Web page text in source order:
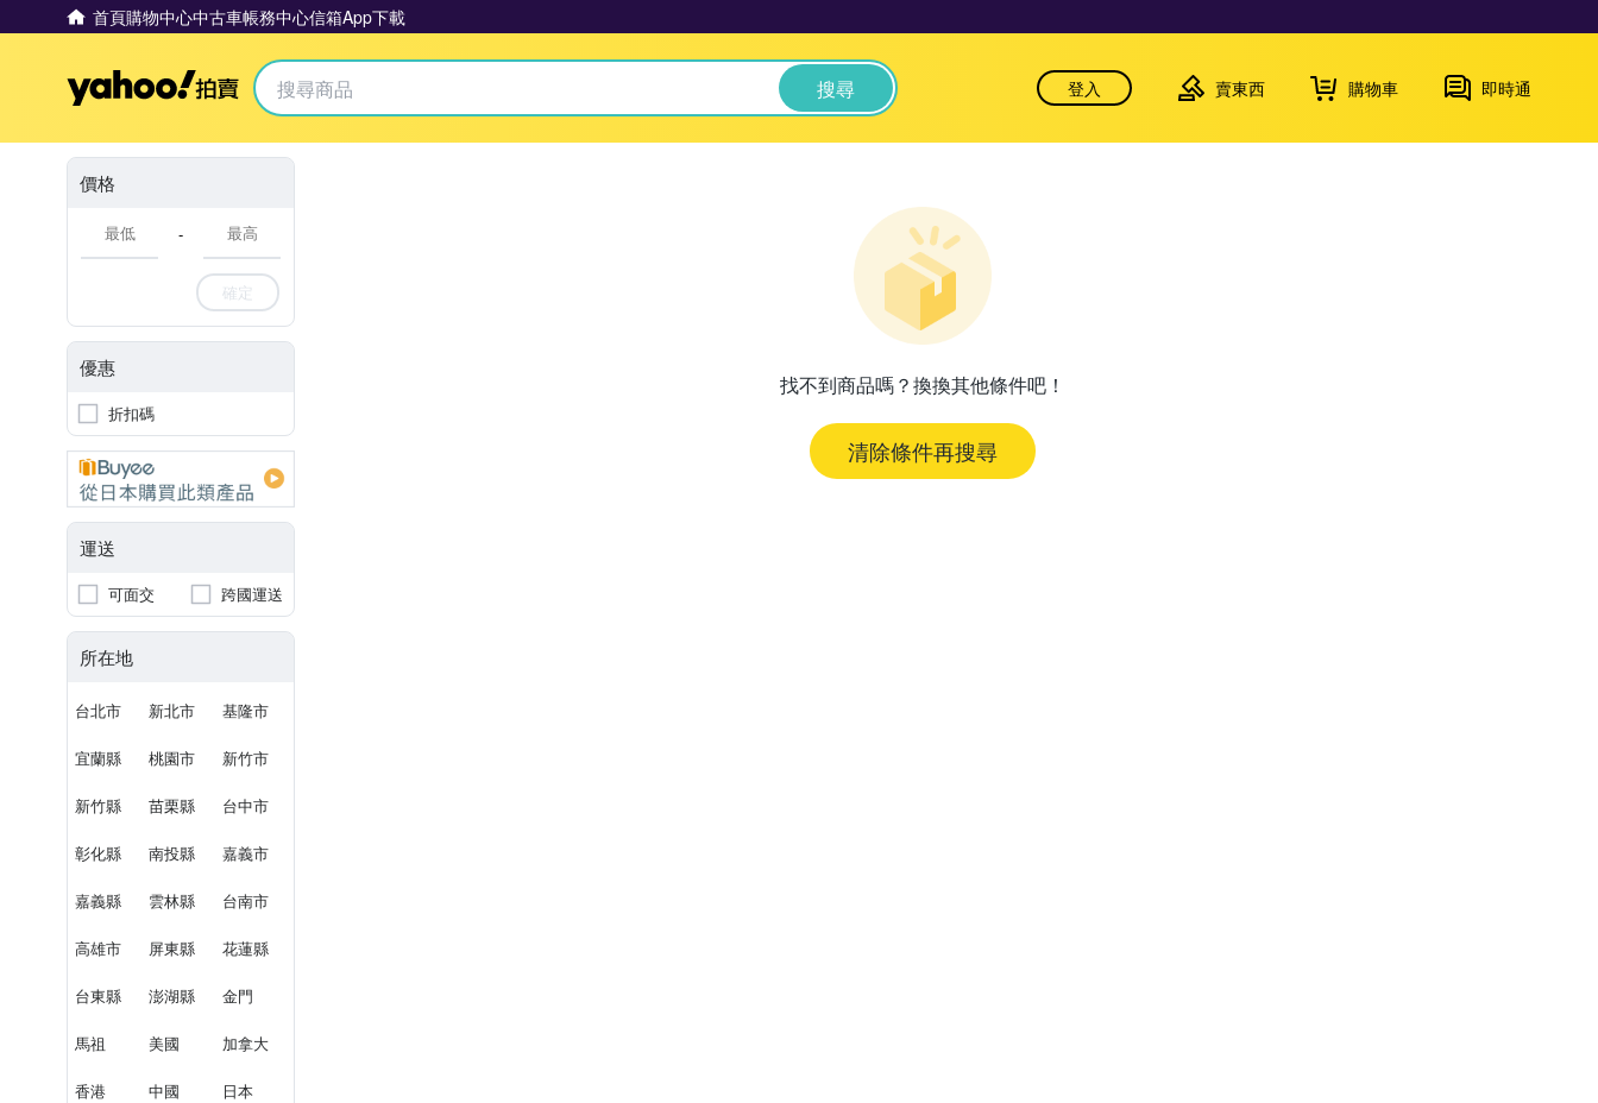
首頁購物中心中古車帳務中心信箱App下載
Yahoo拍賣 搜尋 登入 賣東西 購物車 即時通
價格
-
確定
優惠
折扣碼
運送
可面交 跨國運送
所在地
台北市 新北市 基隆市
宜蘭縣 桃園市 新竹市
新竹縣 苗栗縣 台中市
彰化縣 南投縣 嘉義市
嘉義縣 雲林縣 台南市
高雄市 屏東縣 花蓮縣
台東縣 澎湖縣 金門
馬祖 美國 加拿大
香港 中國 日本
找不到商品嗎？換換其他條件吧！
清除條件再搜尋